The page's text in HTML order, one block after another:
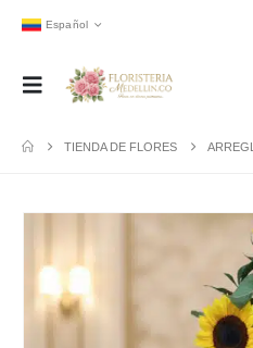
Español
TIENDA DE FLORES